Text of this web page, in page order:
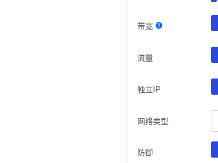
带宽
流量
独立IP
网络类型
防御